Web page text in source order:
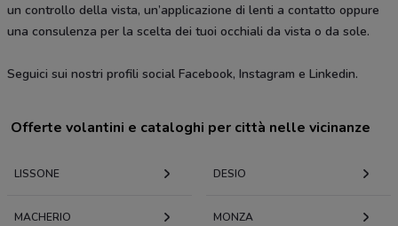
un controllo della vista, un’applicazione di lenti a contatto oppure
una consulenza per la scelta dei tuoi occhiali da vista o da sole.
Seguici sui nostri profili social Facebook, Instagram e Linkedin.
Offerte volantini e cataloghi per città nelle vicinanze
LISSONE DESIO
MACHERIO MONZA